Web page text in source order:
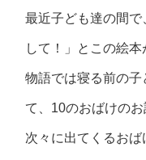
最近子ども達の間
して！」とこの絵
物語では寝る前の
て、10のおばけのお
次々に出てくるお